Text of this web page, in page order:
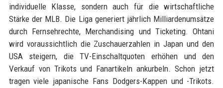
individuelle Klasse, sondern auch für die wirtschaftliche
Stärke der MLB. Die Liga generiert jährlich Milliardenumsätze
durch Fernsehrechte, Merchandising und Ticketing. Ohtani
wird voraussichtlich die Zuschauerzahlen in Japan und den
USA steigern, die TV-Einschaltquoten erhöhen und den
Verkauf von Trikots und Fanartikeln ankurbeln. Schon jetzt
tragen viele japanische Fans Dodgers-Kappen und -Trikots.